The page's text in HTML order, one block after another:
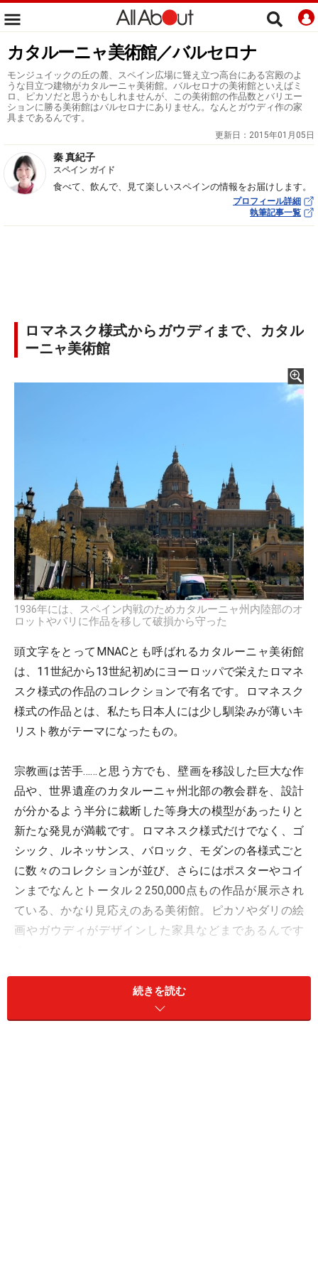
カタルーニャ美術館／バルセロナ
モンジュイックの丘の麓、スペイン広場に聳え立つ高台にある宮殿のよ
うな目立つ建物がカタルーニャ美術館。バルセロナの美術館といえばミ
ロ、ピカソだと思うかもしれませんが、この美術館の作品数とバリエー
ションに勝る美術館はバルセロナにありません。なんとガウディ作の家
具まであるんです。
更新日： 2015年01月05日
秦 真紀子
スペイン ガイド
食べて、飲んで、見て楽しいスペインの情報をお届けします。
プロフィール詳細
執筆記事一覧
ロマネスク様式からガウディまで、カタル
ーニャ美術館
1936年には、スペイン内戦のためカタルーニャ州内陸部のオ
ロットやパリに作品を移して破損から守った
頭文字をとってMNACとも呼ばれるカタルーニャ美術館
は、11世紀から13世紀初めにヨーロッパで栄えたロマネ
スク様式の作品のコレクションで有名です。ロマネスク
様式の作品とは、私たち日本人には少し馴染みが薄いキ
リスト教がテーマになったもの。
宗教画は苦手……と思う方でも、壁画を移設した巨大な作
品や、世界遺産のカタルーニャ州北部の教会群を、設計
が分かるよう半分に裁断した等身大の模型があったりと
新たな発見が満載です。ロマネスク様式だけでなく、ゴ
シック、ルネッサンス、バロック、モダンの各様式ごと
に数々のコレクションが並び、さらにはポスターやコイ
ンまでなんとトータル２250,000点もの作品が展示され
ている、かなり見応えのある美術館。ピカソやダリの絵
画やガウディがデザインした家具などまであるんです
続きを読む